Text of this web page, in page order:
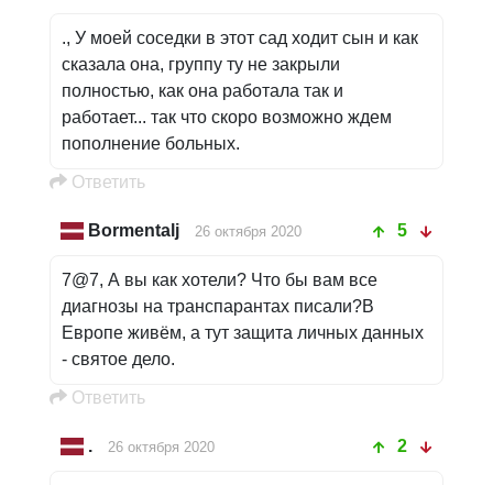
., У моей соседки в этот сад ходит сын и как
сказала она, группу ту не закрыли
полностью, как она работала так и
работает... так что скоро возможно ждем
пополнение больных.
Oтветить
Bormentalj 26 октября 2020 5
7@7, А вы как хотели? Что бы вам все
диагнозы на транспарантах писали?В
Европе живём, а тут защита личных данных
- святое дело.
Oтветить
. 26 октября 2020 2